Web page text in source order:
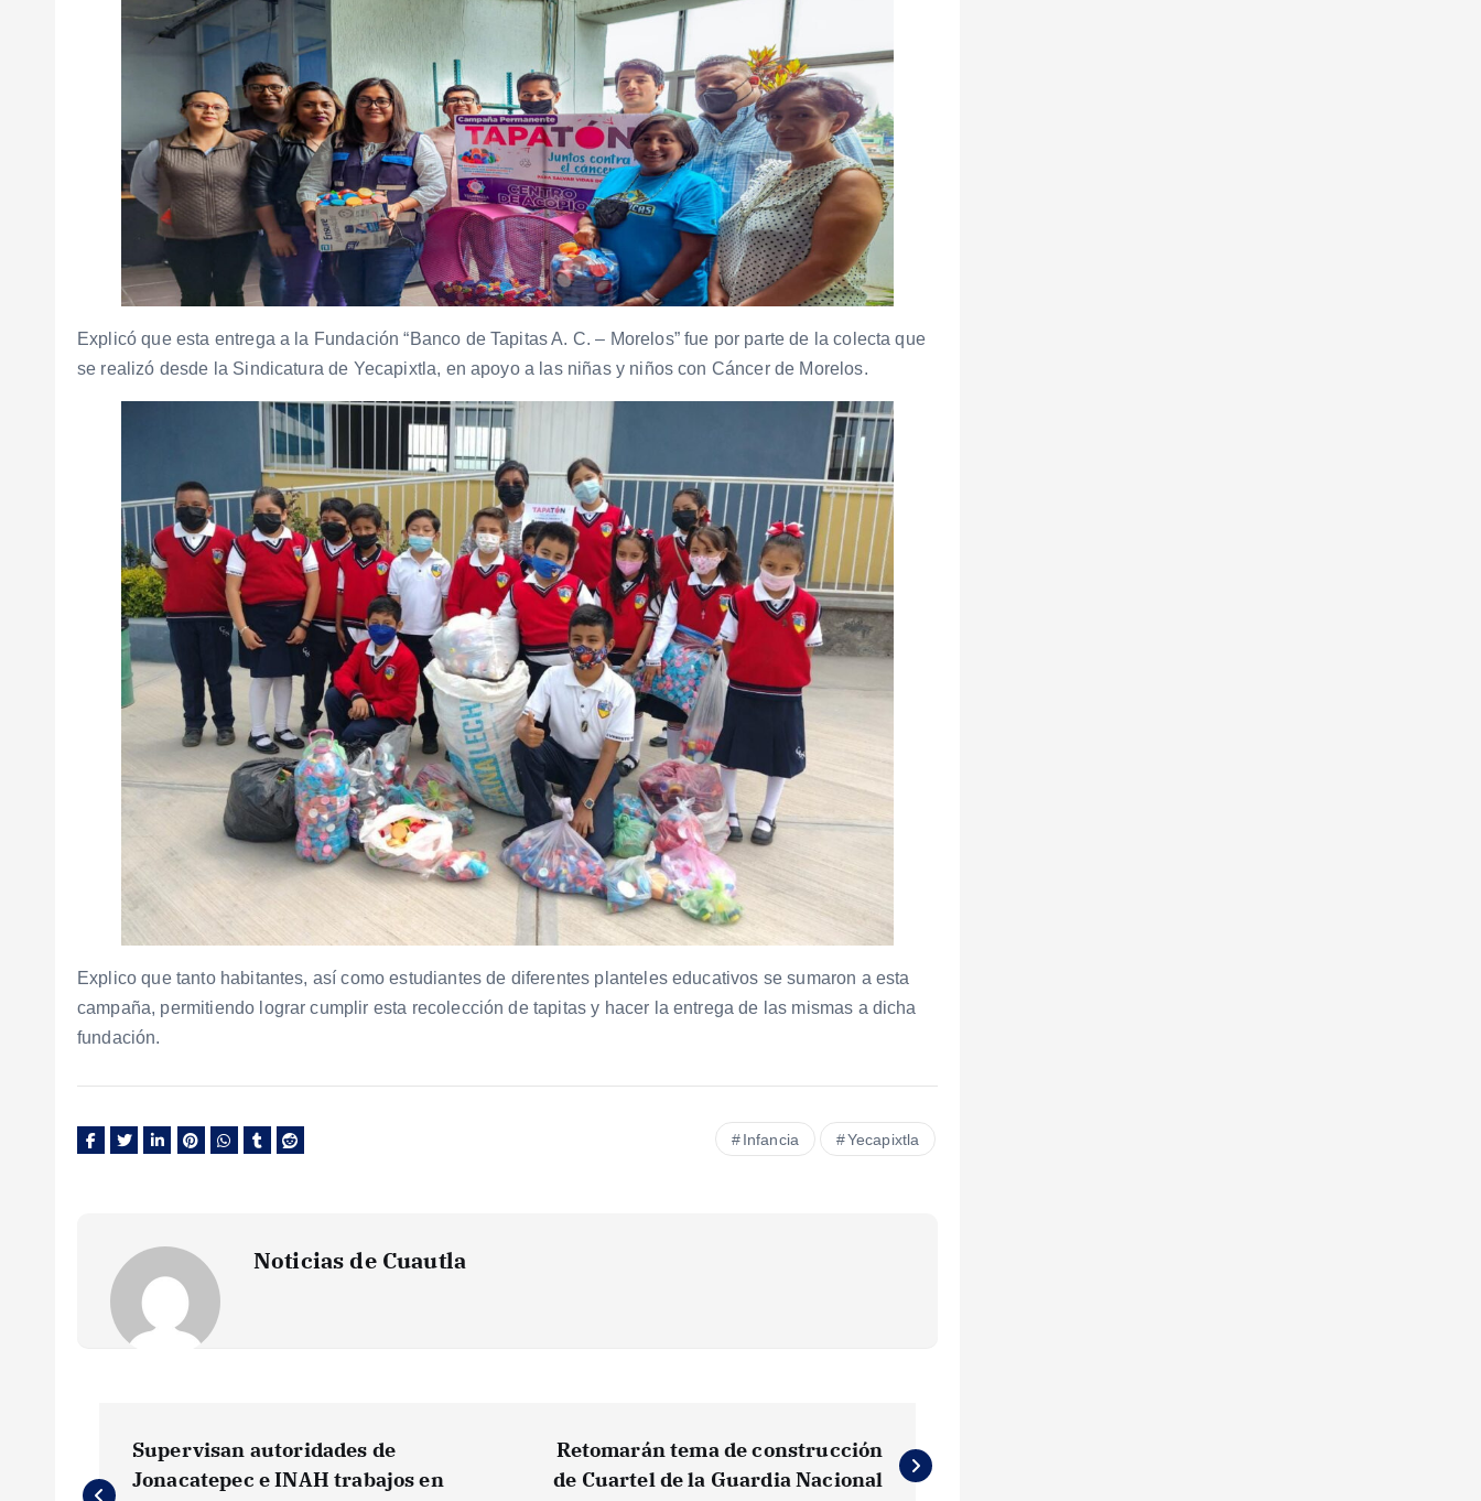
Explicó que esta entrega a la Fundación “Banco de Tapitas A. C. – Morelos” fue por parte de la colecta que
se realizó desde la Sindicatura de Yecapixtla, en apoyo a las niñas y niños con Cáncer de Morelos.
Explico que tanto habitantes, así como estudiantes de diferentes planteles educativos se sumaron a esta
campaña, permitiendo lograr cumplir esta recolección de tapitas y hacer la entrega de las mismas a dicha
fundación.
Infancia Yecapixtla
Noticias de Cuautla
Supervisan autoridades de
Jonacatepec e INAH trabajos en
Retomarán tema de construcción
de Cuartel de la Guardia Nacional